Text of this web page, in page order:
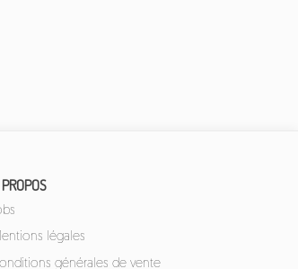
légales
générales de vente